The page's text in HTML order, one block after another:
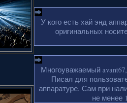
У кого есть хай энд
оригинальных
Многоуважаемый
Писал для
аппаратуре. Сам при
не менее